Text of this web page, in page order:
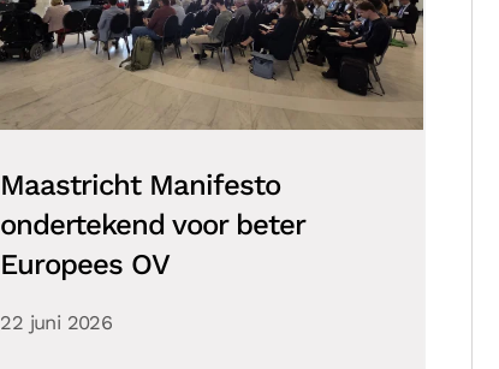
Maastricht Manifesto
ondertekend voor beter
Europees OV
22 juni 2026